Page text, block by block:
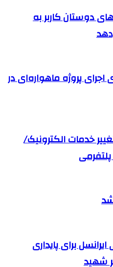
دوستان کاربر به
اجرای پروژه ماهواره‌ای در
خدمات الکترونیک/
فنی ایرانسل برای پایداری
شهید